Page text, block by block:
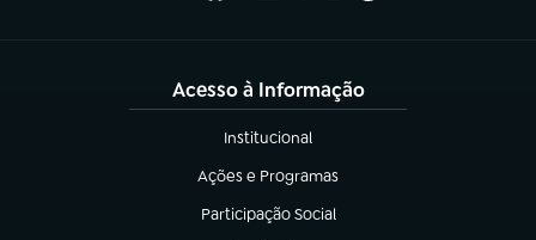
Acesso à Informação
Institucional
(abre em nova aba)
Ações e Programas
(abre em nova aba)
Participação Social
(abre em nova aba)